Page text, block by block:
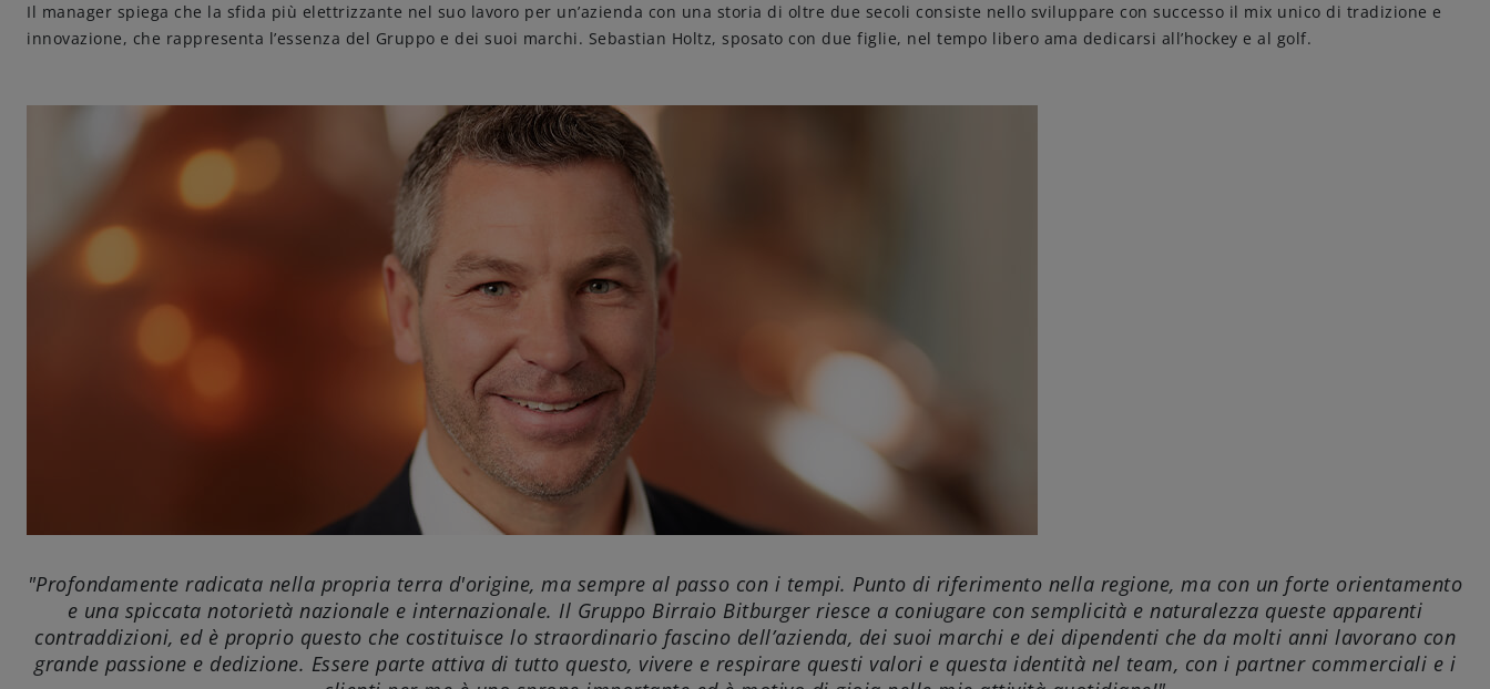
Il manager spiega che la sfida più elettrizzante nel suo lavoro per un’azienda con una storia di oltre due secoli consiste nello sviluppare con successo il mix unico di tradizione e
innovazione, che rappresenta l’essenza del Gruppo e dei suoi marchi. Sebastian Holtz, sposato con due figlie, nel tempo libero ama dedicarsi all’hockey e al golf.
"Profondamente radicata nella propria terra d'origine, ma sempre al passo con i tempi. Punto di riferimento nella regione, ma con un forte orientamento
e una spiccata notorietà nazionale e internazionale. Il Gruppo Birraio Bitburger riesce a coniugare con semplicità e naturalezza queste apparenti
contraddizioni, ed è proprio questo che costituisce lo straordinario fascino dell’azienda, dei suoi marchi e dei dipendenti che da molti anni lavorano con
grande passione e dedizione. Essere parte attiva di tutto questo, vivere e respirare questi valori e questa identità nel team, con i partner commerciali e i